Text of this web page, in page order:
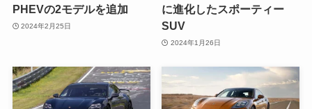
PHEVの2モデルを追加
2024年2月25日
に進化したスポーティー
SUV
2024年1月26日